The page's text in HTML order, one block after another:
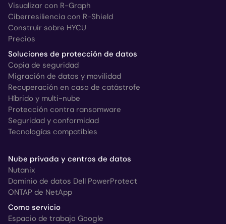
Visualizar con R-Graph
Ciberresiliencia con R-Shield
Construir sobre HYCU
Precios
Soluciones de protección de datos
Copia de seguridad
Migración de datos y movilidad
Recuperación en caso de catástrofe
Híbrido y multi-nube
Protección contra ransomware
Seguridad y conformidad
Tecnologías compatibles
Nube privada y centros de datos
Nutanix
Dominio de datos Dell PowerProtect
ONTAP de NetApp
Como servicio
Espacio de trabajo Google